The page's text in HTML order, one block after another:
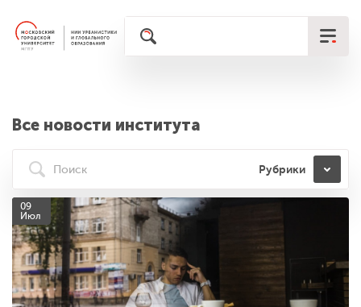
Все новости института
Рубрики
09
Июл